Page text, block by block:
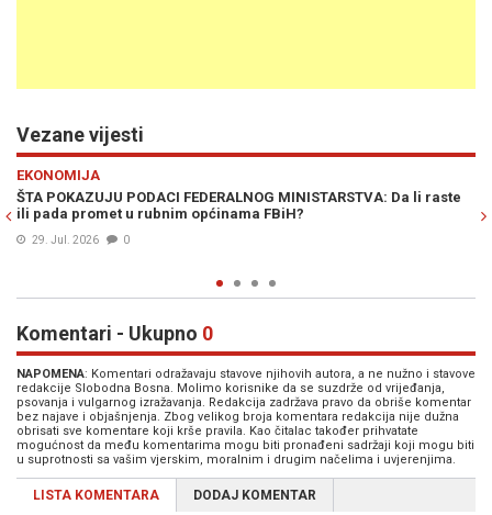
Vezane vijesti
Da li raste
"INSTITUCIJE MORAJU BITI UZ SVOJE GRAĐANE":
razgovarao s preživjelim planinarima i članovima
Komentari - Ukupno 0
NAPOMENA: Komentari odražavaju stavove njihovih autora, a ne nužno i stavove
redakcije Slobodna Bosna. Molimo korisnike da se suzdrže od vrijeđanja,
psovanja i vulgarnog izražavanja. Redakcija zadržava pravo da obriše komentar
bez najave i objašnjenja. Zbog velikog broja komentara redakcija nije dužna
obrisati sve komentare koji krše pravila. Kao čitalac također prihvatate
mogućnost da među komentarima mogu biti pronađeni sadržaji koji mogu biti
u suprotnosti sa vašim vjerskim, moralnim i drugim načelima i uvjerenjima.
LISTA KOMENTARA DODAJ KOMENTAR